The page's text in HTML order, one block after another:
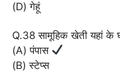
(D) गेहूं
Q.38 सामूहिक खेती यहां के
(A) पंपास
(B) स्टेप्स